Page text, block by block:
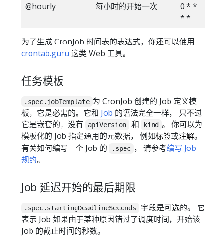
@hourly
每小时的开始一次
0 * *
* *
为了生成 CronJob 时间表的表达式，你还可以使用
crontab.guru 这类 Web 工具。
任务模板
.spec.jobTemplate 为 CronJob 创建的 Job 定义模
板，它是必需的。它和 Job 的语法完全一样， 只不过
它是嵌套的，没有
apiVersion 和 kind 。 你可以为
模板化的 Job 指定通用的元数据， 例如标签或注解。
有关如何编写一个 Job 的
.spec ， 请参考编写 Job
规约。
Job 延迟开始的最后期限
.spec.startingDeadlineSeconds
字段是可选的。 它
表示 Job 如果由于某种原因错过了调度时间，开始该
Job 的截止时间的秒数。